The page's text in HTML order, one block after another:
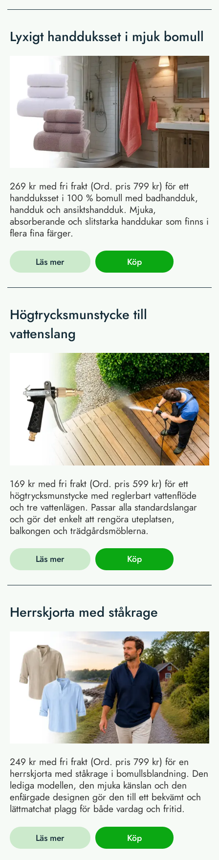
Lyxigt handduksset i mjuk bomull
269 kr med fri frakt (Ord. pris 799 kr) för ett
handduksset i 100 % bomull med badhandduk,
handduk och ansiktshandduk. Mjuka,
absorberande och slitstarka handdukar som finns i
flera fina färger.
Läs mer Köp
Högtrycksmunstycke till
vattenslang
169 kr med fri frakt (Ord. pris 599 kr) för ett
högtrycksmunstycke med reglerbart vattenflöde
och tre vattenlägen. Passar alla standardslangar
och gör det enkelt att rengöra uteplatsen,
balkongen och trädgårdsmöblerna.
Läs mer Köp
Herrskjorta med ståkrage
249 kr med fri frakt (Ord. pris 799 kr) för en
herrskjorta med ståkrage i bomullsblandning. Den
lediga modellen, den mjuka känslan och den
enfärgade designen gör den till ett bekvämt och
lättmatchat plagg för både vardag och fritid.
Läs mer Köp